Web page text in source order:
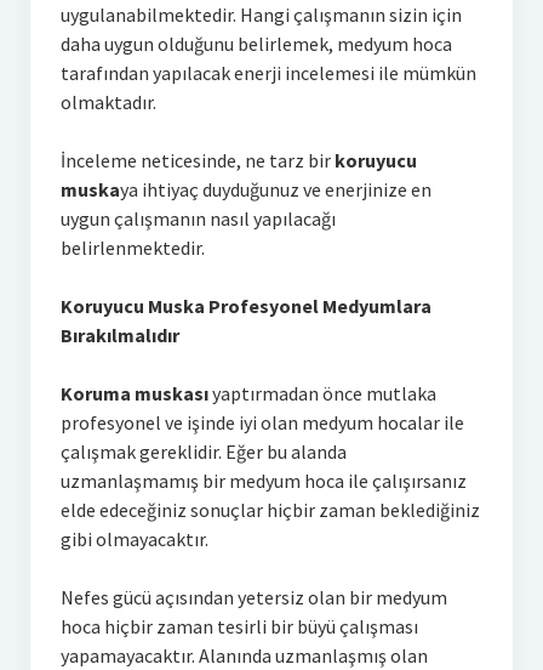
uygulanabilmektedir. Hangi çalışmanın sizin için
daha uygun olduğunu belirlemek, medyum hoca
tarafından yapılacak enerji incelemesi ile mümkün
olmaktadır.
İnceleme neticesinde, ne tarz bir koruyucu
muskaya ihtiyaç duyduğunuz ve enerjinize en
uygun çalışmanın nasıl yapılacağı
belirlenmektedir.
Koruyucu Muska Profesyonel Medyumlara
Bırakılmalıdır
Koruma muskasıyaptırmadan önce mutlaka
profesyonel ve işinde iyi olan medyum hocalar ile
çalışmak gereklidir. Eğer bu alanda
uzmanlaşmamış bir medyum hoca ile çalışırsanız
elde edeceğiniz sonuçlar hiçbir zaman beklediğiniz
gibi olmayacaktır.
Nefes gücü açısından yetersiz olan bir medyum
hoca hiçbir zaman tesirli bir büyü çalışması
yapamayacaktır. Alanında uzmanlaşmış olan